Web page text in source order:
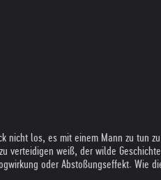
los, es mit einem Mann zu tun
weiß, der wilde
oder Abstoßungseffekt. Wie